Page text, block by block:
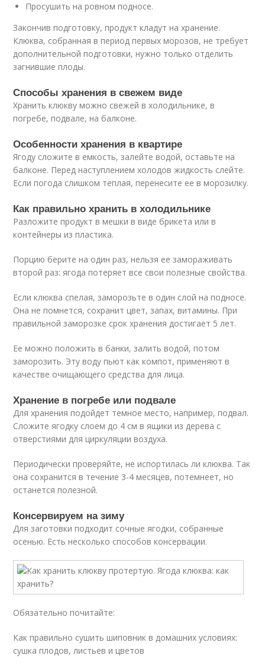
Просушить на ровном подносе.
Закончив подготовку, продукт кладут на хранение.
Клюква, собранная в период первых морозов, не требует
дополнительной подготовки, нужно только отделить
загнившие плоды.
Способы хранения в свежем виде
Хранить клюкву можно свежей в холодильнике, в
погребе, подвале, на балконе.
Особенности хранения в квартире
Ягоду сложите в емкость, залейте водой, оставьте на
балконе. Перед наступлением холодов жидкость слейте.
Если погода слишком теплая, перенесите ее в морозилку.
Как правильно хранить в холодильнике
Разложите продукт в мешки в виде брикета или в
контейнеры из пластика.
Порцию берите на один раз, нельзя ее замораживать
второй раз: ягода потеряет все свои полезные свойства.
Если клюква спелая, заморозьте в один слой на подносе.
Она не помнется, сохранит цвет, запах, витамины. При
правильной заморозке срок хранения достигает 5 лет.
Ее можно положить в банки, залить водой, потом
заморозить. Эту воду пьют как компот, применяют в
качестве очищающего средства для лица.
Хранение в погребе или подвале
Для хранения подойдет темное место, например, подвал.
Сложите ягодку слоем до 4 см в ящики из дерева с
отверстиями для циркуляции воздуха.
Периодически проверяйте, не испортилась ли клюква. Так
она сохранится в течение 3-4 месяцев, потемнеет, но
останется полезной.
Консервируем на зиму
Для заготовки подходит сочные ягодки, собранные
осенью. Есть несколько способов консервации.
Обязательно почитайте:
Как правильно сушить шиповник в домашних условиях:
сушка плодов, листьев и цветов